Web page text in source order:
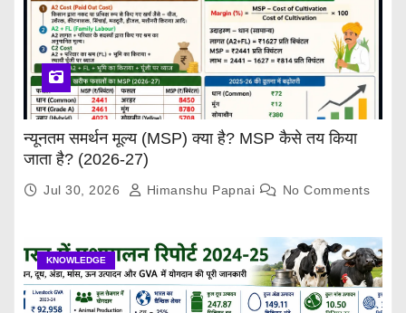
न्यूनतम समर्थन मूल्य (MSP) क्या है? MSP कैसे तय किया
जाता है? (2026-27)
Jul 30, 2026 Himanshu Papnai No Comments
KNOWLEDGE